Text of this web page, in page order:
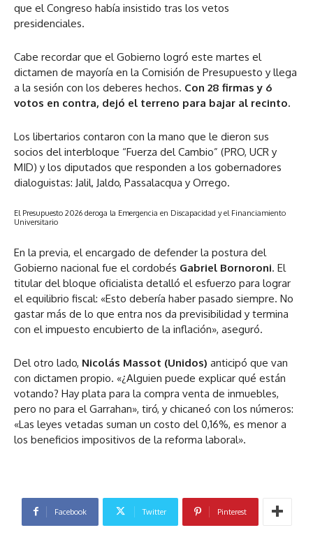
que el Congreso había insistido tras los vetos
presidenciales.
Cabe recordar que el Gobierno logró este martes el
dictamen de mayoría en la Comisión de Presupuesto y llega
a la sesión con los deberes hechos. Con 28 firmas y 6
votos en contra, dejó el terreno para bajar al recinto.
Los libertarios contaron con la mano que le dieron sus
socios del interbloque “Fuerza del Cambio” (PRO, UCR y
MID) y los diputados que responden a los gobernadores
dialoguistas: Jalil, Jaldo, Passalacqua y Orrego.
El Presupuesto 2026 deroga la Emergencia en Discapacidad y el Financiamiento
Universitario
En la previa, el encargado de defender la postura del
Gobierno nacional fue el cordobés Gabriel Bornoroni. El
titular del bloque oficialista detalló el esfuerzo para lograr
el equilibrio fiscal: «Esto debería haber pasado siempre. No
gastar más de lo que entra nos da previsibilidad y termina
con el impuesto encubierto de la inflación», aseguró.
Del otro lado, Nicolás Massot (Unidos) anticipó que van
con dictamen propio. «¿Alguien puede explicar qué están
votando? Hay plata para la compra venta de inmuebles,
pero no para el Garrahan», tiró, y chicaneó con los números:
«Las leyes vetadas suman un costo del 0,16%, es menor a
los beneficios impositivos de la reforma laboral».
Facebook Twitter Pinterest